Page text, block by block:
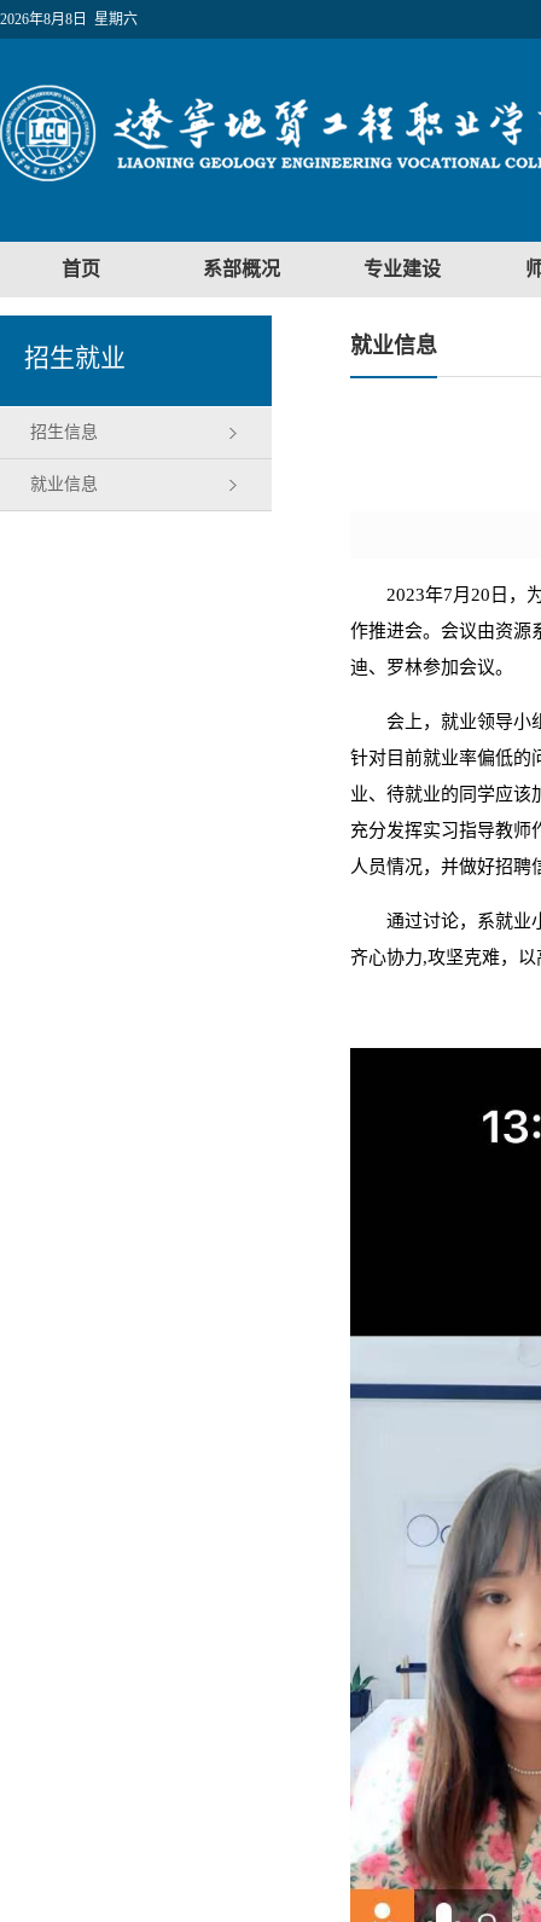
2026年8月8日 星期六
首页 系部概况 专业建设
招生就业
招生信息
就业信息
就业信息
2023年7月20日，
作推进会。会议由资源
迪、罗林参加会议。
会上，就业领导小
针对目前就业率偏低的
业、待就业的同学应该
充分发挥实习指导教师
人员情况，并做好招聘
通过讨论，系就业
齐心协力,攻坚克难，